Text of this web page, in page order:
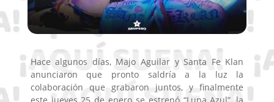
Hace algunos días, Majo Aguilar y Santa Fe Klan
anunciaron que pronto saldría a la luz la
colaboración que grabaron juntos, y finalmente